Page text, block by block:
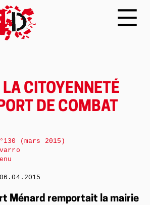
CITOYENNETÉ
DE COMBAT
Ménard remportait la mairie
(mars 2015)
06.04.2015